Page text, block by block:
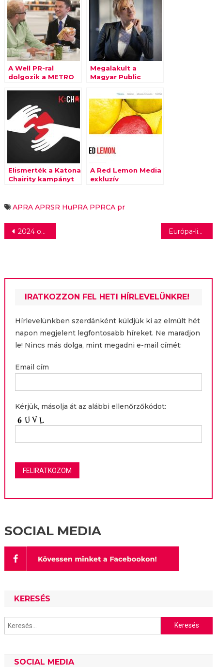
A Well PR-ral
dolgozik a METRO
Megalakult a
Magyar Public
Szövetség Public
Affairs tagozata
Elismerték a Katona
Chairity kampányt
A Red Lemon Media
exkluzív
vel
APRA APRSR HuPRA PPRCA pr
Bejegyzés
2024 október végétől a Samsung SmartTV-ken is elérhető a NET4+ Európa-liga – Megszerezte első győzelmét a Ferencváros
IRATKOZZON FEL HETI HÍRLEVELÜNKRE!
Hírlevelünkben szerdánként küldjük ki az elmúlt hét
napon megjelent legfontosabb híreket. Ne maradjon
le! Nincs más dolga, mint megadni e-mail címét:
Email cím
Kérjük, másolja át az alábbi ellenőrzőkódot:
SOCIAL MEDIA
KERESÉS
Keresés:
SOCIAL MEDIA